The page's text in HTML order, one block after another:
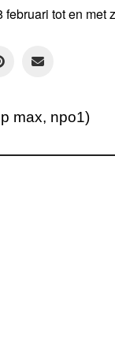
tot en
max, npo1)